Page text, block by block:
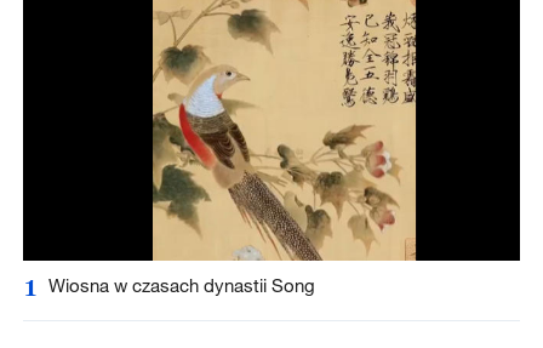
1 Wiosna w czasach dynastii Song